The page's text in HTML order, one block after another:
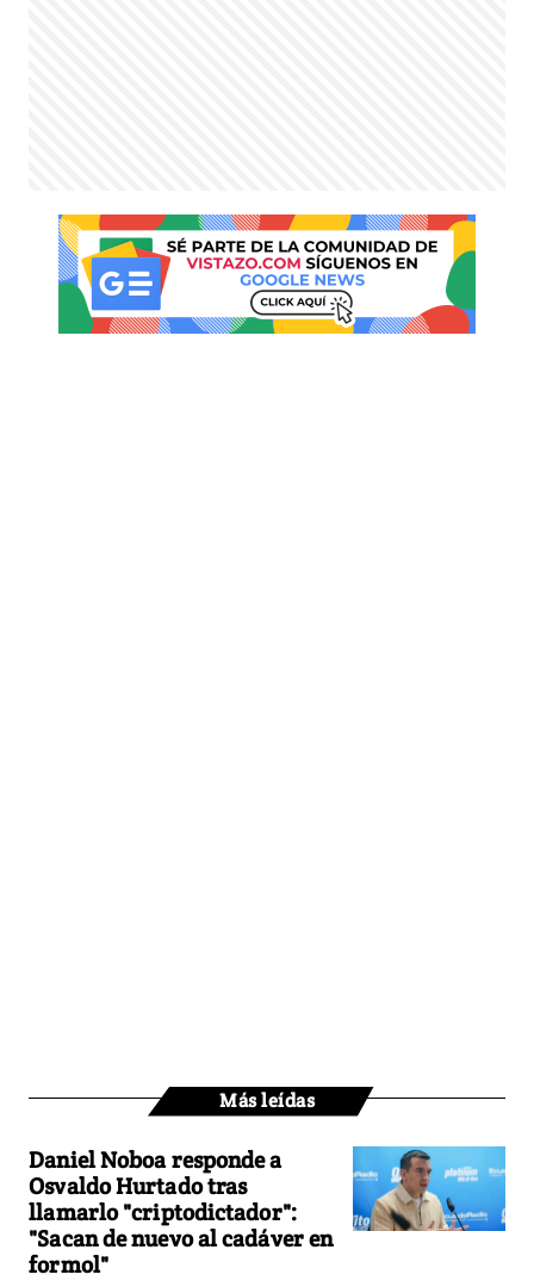
Más leídas
Daniel Noboa responde a
Osvaldo Hurtado tras
llamarlo "criptodictador":
"Sacan de nuevo al cadáver en
formol"